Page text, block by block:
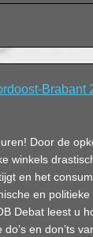
Brabant
Door de
winkels
en het
en
Debat leest u
en don’ts